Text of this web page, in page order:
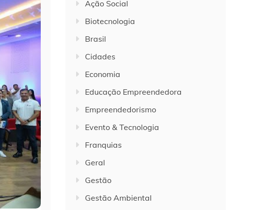
Ação Social
Biotecnologia
Brasil
Cidades
Economia
Educação Empreendedora
Empreendedorismo
Evento & Tecnologia
Franquias
Geral
Gestão
Gestão Ambiental